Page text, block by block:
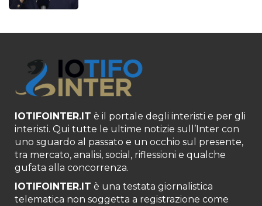
IOTIFOINTER.IT è il portale degli interisti e per gli
interisti. Qui tutte le ultime notizie sull’Inter con
uno sguardo al passato e un occhio sul presente,
tra mercato, analisi, social, riflessioni e qualche
gufata alla concorrenza.
IOTIFOINTER.IT è una testata giornalistica
telematica non soggetta a registrazione come